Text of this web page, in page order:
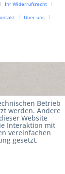
Ihr Widerrufsrecht
Über uns
Betrieb
werden. Andere
Website
Interaktion mit
vereinfachen
gesetzt.